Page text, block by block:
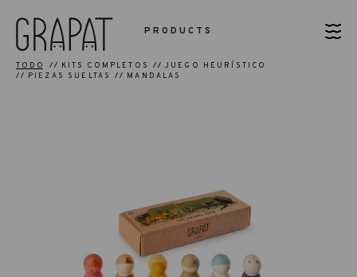
PRODUCTS
TODO KITS COMPLETOS
JUEGO HEURÍSTICO
PIEZAS SUELTAS
MANDALAS